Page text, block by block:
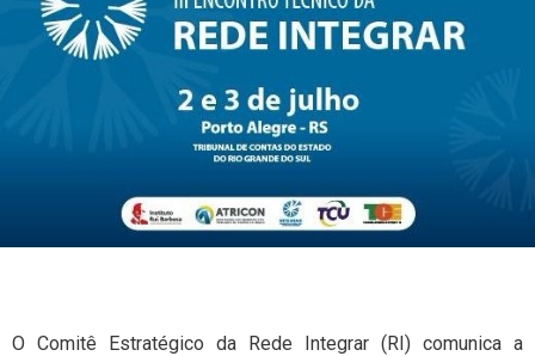
O Comitê Estratégico da Rede Integrar (RI) comunica a